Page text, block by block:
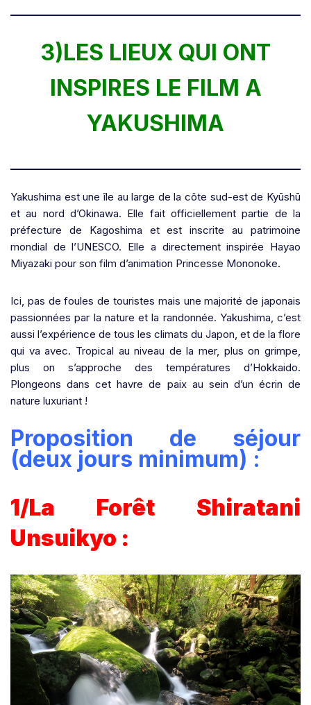
3)LES LIEUX QUI ONT
INSPIRES LE FILM A
YAKUSHIMA
Yakushima est une île au large de la côte sud-est de Kyūshū
et au nord d’Okinawa. Elle fait officiellement partie de la
préfecture de Kagoshima et est inscrite au patrimoine
mondial de l’UNESCO. Elle a directement inspirée Hayao
Miyazaki pour son film d’animation Princesse Mononoke.
Ici, pas de foules de touristes mais une majorité de japonais
passionnées par la nature et la randonnée. Yakushima, c’est
aussi l’expérience de tous les climats du Japon, et de la flore
qui va avec. Tropical au niveau de la mer, plus on grimpe,
plus on s’approche des températures d’Hokkaido.
Plongeons dans cet havre de paix au sein d’un écrin de
nature luxuriant !
Proposition de séjour
(deux jours minimum) :
1/La Forêt Shiratani
Unsuikyo :